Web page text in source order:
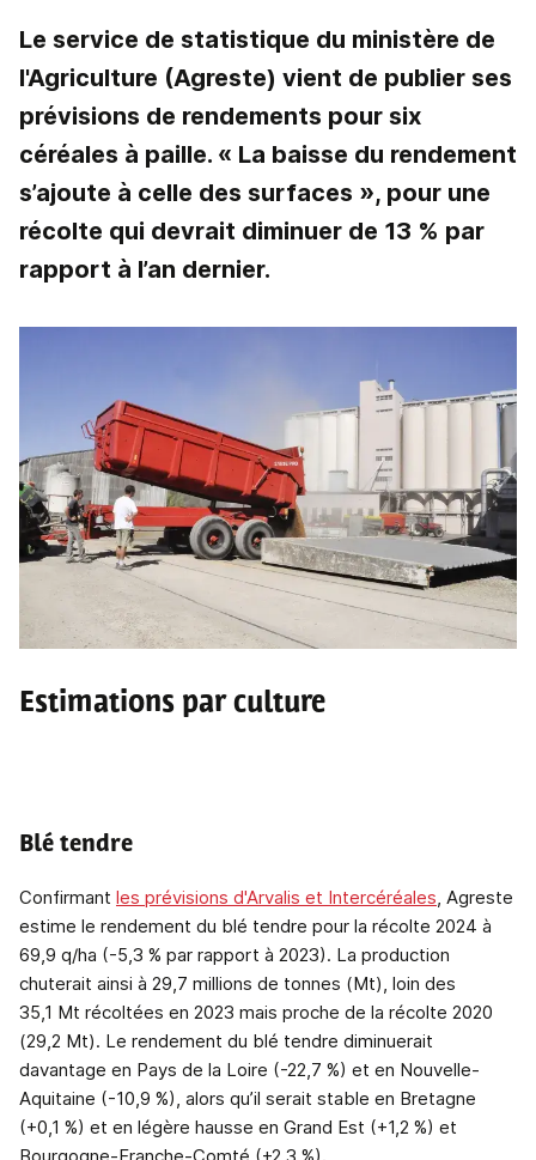
Le service de statistique du ministère de
l'Agriculture (Agreste) vient de publier ses
prévisions de rendements pour six
céréales à paille. « La baisse du rendement
s’ajoute à celle des surfaces », pour une
récolte qui devrait diminuer de 13 % par
rapport à l’an dernier.
Estimations par culture
Blé tendre
Confirmant les prévisions d'Arvalis et Intercéréales, Agreste
estime le rendement du blé tendre pour la récolte 2024 à
69,9 q/ha (-5,3 % par rapport à 2023). La production
chuterait ainsi à 29,7 millions de tonnes (Mt), loin des
35,1 Mt récoltées en 2023 mais proche de la récolte 2020
(29,2 Mt). Le rendement du blé tendre diminuerait
davantage en Pays de la Loire (-22,7 %) et en Nouvelle-
Aquitaine (-10,9 %), alors qu’il serait stable en Bretagne
(+0,1 %) et en légère hausse en Grand Est (+1,2 %) et